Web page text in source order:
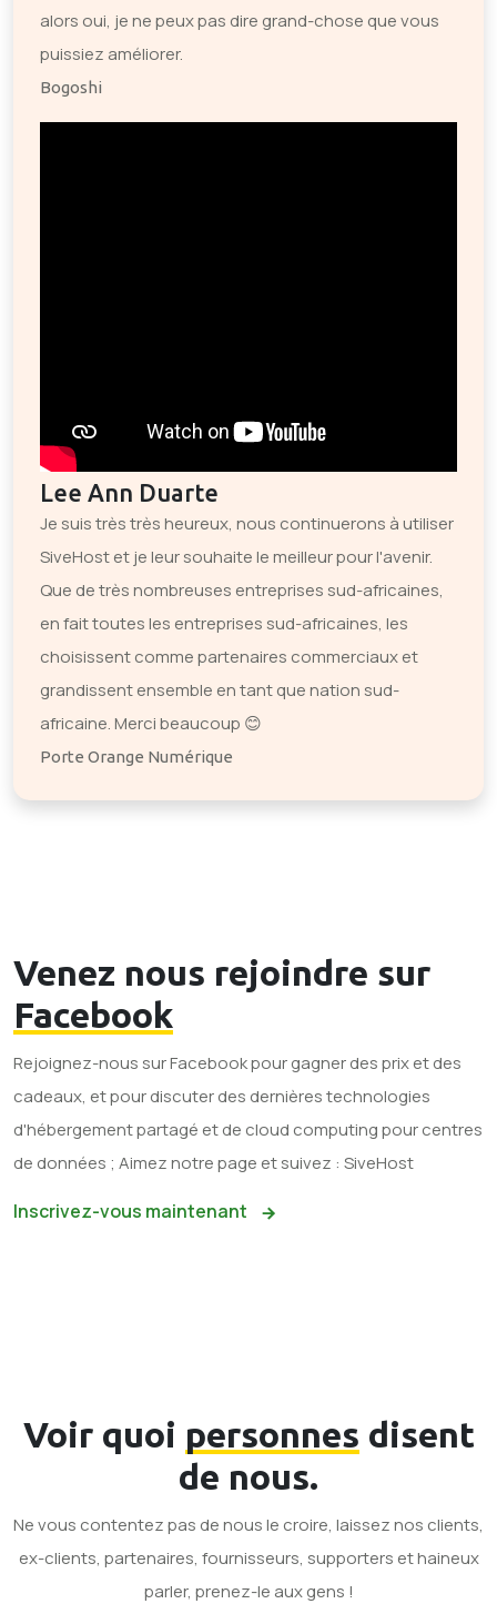
alors oui, je ne peux pas dire grand-chose que vous
puissiez améliorer.
Bogoshi
Lee Ann Duarte
Je suis très très heureux, nous continuerons à utiliser
SiveHost et je leur souhaite le meilleur pour l'avenir.
Que de très nombreuses entreprises sud-africaines,
en fait toutes les entreprises sud-africaines, les
choisissent comme partenaires commerciaux et
grandissent ensemble en tant que nation sud-
africaine. Merci beaucoup 😊
Porte Orange Numérique
Venez nous rejoindre sur
Facebook
Rejoignez-nous sur Facebook pour gagner des prix et des
cadeaux, et pour discuter des dernières technologies
d'hébergement partagé et de cloud computing pour centres
de données ; Aimez notre page et suivez : SiveHost
Inscrivez-vous maintenant
Voir quoi personnes disent
de nous.
Ne vous contentez pas de nous le croire, laissez nos clients,
ex-clients, partenaires, fournisseurs, supporters et haineux
parler, prenez-le aux gens !